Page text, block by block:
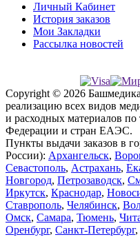
Личный Кабинет
История заказов
Мои Закладки
Рассылка новостей
Copyright © 2026
реализацию всех видов
и расходных материалов
Федерации и стран ЕАЭС.
Пункты выдачи заказов в
России): Архангельск,
Севастополь, Астрахань,
Новгород, Петрозаводск,
Иркутск, Краснодар,
Ставрополь, Челябинск,
Омск, Самара, Тюмень,
Оренбург, Санкт-Петербург,